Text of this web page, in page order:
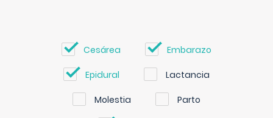
Cesárea Embarazo
Epidural Lactancia
Molestia Parto